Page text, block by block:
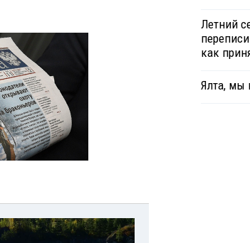
Летний
как
Ялта, мы